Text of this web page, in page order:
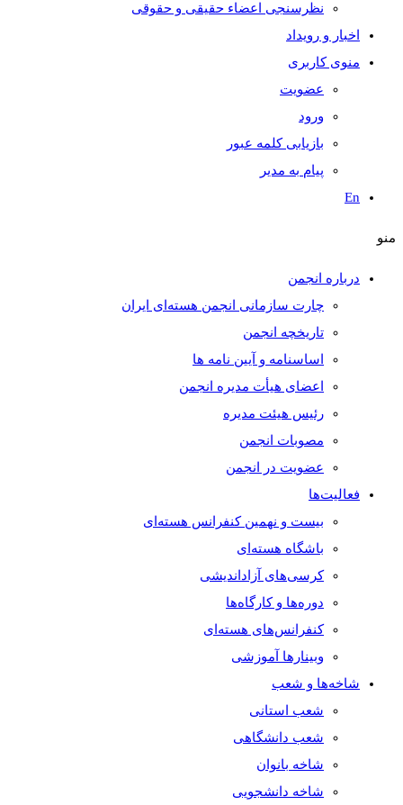
نظر‌سنجی اعضاء حقیقی و حقوقی
اخبار و رويداد
منوی کاربری
عضویت
ورود
بازیابی کلمه عبور
پیام به مدير
En
منو
درباره انجمن
چارت سازمانی انجمن هسته‌ای ایران
تاریخچه انجمن
اساسنامه و آیین نامه ها
اعضای هیأت مدیره انجمن
رئیس هیئت مدیره
مصوبات انجمن
عضویت در انجمن
فعالیت‌ها
بیست و نهمین کنفرانس هسته‌ای
باشگاه هسته‌ای
کرسی‌های آزاداندیشی
دوره‌ها و کارگاه‌ها
کنفرانس‌های هسته‌ای
وبینارها آموزشی
شاخه‌ها و شعب
شعب استانی
شعب دانشگاهی
شاخه بانوان
شاخه دانشجویی